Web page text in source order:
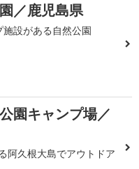
／鹿児島県
設がある自然公園
園キャンプ場／
阿久根大島でアウトドア